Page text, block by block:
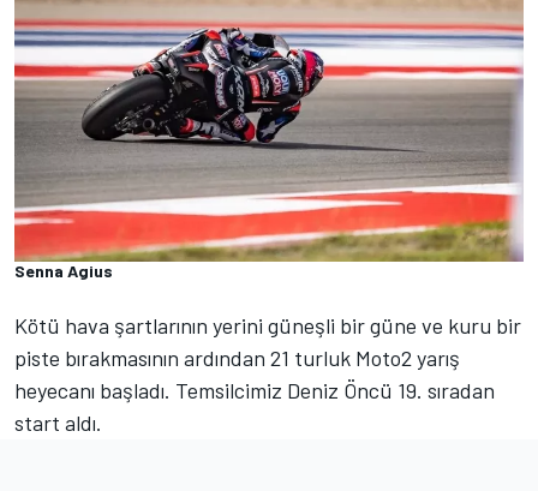
Senna Agius
Kötü hava şartlarının yerini güneşli bir güne ve kuru bir
piste bırakmasının ardından 21 turluk Moto2 yarış
heyecanı başladı. Temsilcimiz Deniz Öncü 19. sıradan
start aldı.